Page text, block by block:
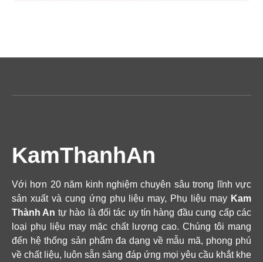
KamThanhAn
Với hơn 20 năm kinh nghiệm chuyên sâu trong lĩnh vực
sản xuất và cung ứng phụ liệu may, Phụ liệu may Kam
Thành An tự hào là đối tác uy tín hàng đầu cung cấp các
loại phụ liệu may mặc chất lượng cao. Chúng tôi mang
đến hệ thống sản phẩm đa dạng về mẫu mã, phong phú
về chất liệu, luôn sẵn sàng đáp ứng mọi yêu cầu khắt khe